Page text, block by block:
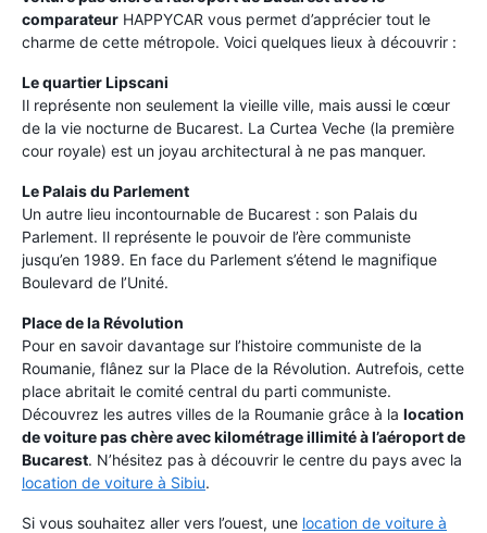
comparateur HAPPYCAR vous permet d’apprécier tout le
charme de cette métropole. Voici quelques lieux à découvrir :
Le quartier Lipscani
Il représente non seulement la vieille ville, mais aussi le cœur
de la vie nocturne de Bucarest. La Curtea Veche (la première
cour royale) est un joyau architectural à ne pas manquer.
Le Palais du Parlement
Un autre lieu incontournable de Bucarest : son Palais du
Parlement. Il représente le pouvoir de l’ère communiste
jusqu’en 1989. En face du Parlement s’étend le magnifique
Boulevard de l’Unité.
Place de la Révolution
Pour en savoir davantage sur l’histoire communiste de la
Roumanie, flânez sur la Place de la Révolution. Autrefois, cette
place abritait le comité central du parti communiste.
Découvrez les autres villes de la Roumanie grâce à la location
de voiture pas chère avec kilométrage illimité à l’aéroport de
Bucarest. N’hésitez pas à découvrir le centre du pays avec la
location de voiture à Sibiu.
Si vous souhaitez aller vers l’ouest, une location de voiture à